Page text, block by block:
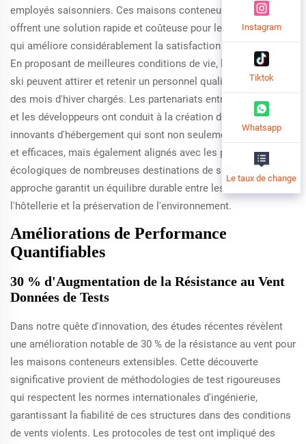
employés saisonniers. Ces maisons conteneurs extensibles
offrent une solution rapide et coûteuse pour le logement, ce
qui améliore considérablement la satisfaction des travailleurs.
En proposant de meilleures conditions de vie, les stations de
ski peuvent attirer et retenir un personnel qualifié tout au long
des mois d'hiver chargés. Les partenariats entre les stations
et les développeurs ont conduit à la création de modèles
innovants d'hébergement qui sont non seulement confortables
et efficaces, mais également alignés avec les priorités
écologiques de nombreuses destinations de ski. Cette
approche garantit un équilibre durable entre les exigences de
l'hôtellerie et la préservation de l'environnement.
Améliorations de Performance
Quantifiables
30 % d'Augmentation de la Résistance au Vent
Données de Tests
Dans notre quête d'innovation, des études récentes révèlent
une amélioration notable de 30 % de la résistance au vent pour
les maisons conteneurs extensibles. Cette découverte
significative provient de méthodologies de test rigoureuses
qui respectent les normes internationales d'ingénierie,
garantissant la fiabilité de ces structures dans des conditions
de vents violents. Les protocoles de test ont impliqué des
Instagram
Tiktok
Whatsapp
Le taux de change